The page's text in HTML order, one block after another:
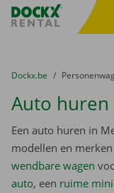
Fratello DEMO
U bevindt zich hier:
van
Dockx.be naar
Auto
Een auto huren in
modellen en
wendbare wagen
auto, een ruime